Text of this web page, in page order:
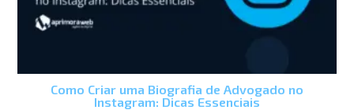
Como Criar uma Biografia de Advogado no
Instagram: Dicas Essenciais